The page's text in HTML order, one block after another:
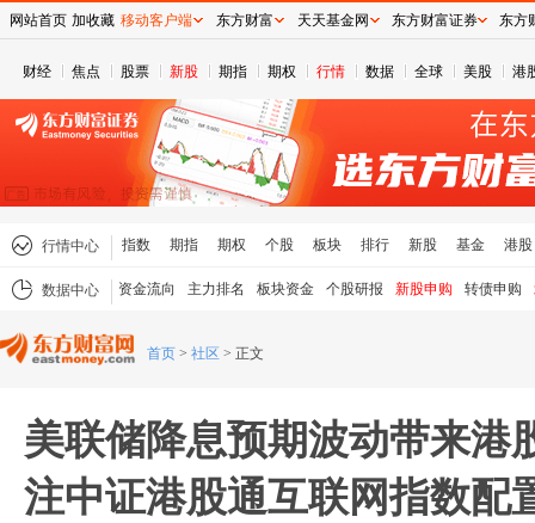
财经 焦点 股票 新股 期指 期权 行情 数据 全球 美股 港
行情中心 指数 期指 期权 个股 板块 排行 新股 基金 港股
数据中心 资金流向 主力排名 板块资金 个股研报 新股申购 转债申购
首页 > 社区 > 正文
美联储降息预期波动带来港
注中证港股通互联网指数配
网站首页 加收藏 移动客户端 东方财富 天天基金网 东方财富证券 东方